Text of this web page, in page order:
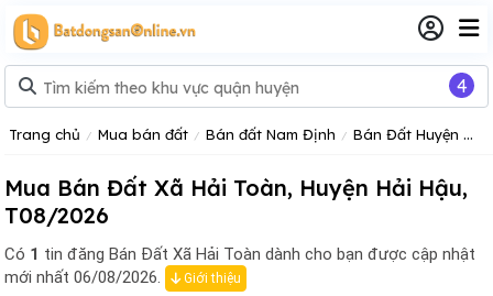
Trang chủ Mua bán đất Bán đất Nam Định Bán Đất Huyện Hải Hậu
Mua Bán Đất Xã Hải Toàn, Huyện Hải Hậu,
T08/2026
Có 1 tin đăng Bán Đất Xã Hải Toàn dành cho bạn được cập nhật
mới nhất 06/08/2026.
Giới thiệu
4